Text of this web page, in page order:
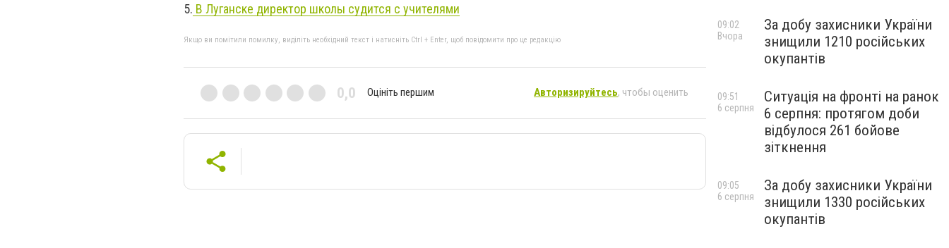
5. В Луганске директор школы судится с учителями
Якщо ви помітили помилку, виділіть необхідний текст і натисніть Ctrl + Enter, щоб повідомити про це редакцію
0,0 Оцініть першим Авторизируйтесь, чтобы оценить
За добу захисники України
знищили 1210 російських
окупантів
09:02
Вчора
Ситуація на фронті на ранок
6 серпня: протягом доби
відбулося 261 бойове
зіткнення
09:51
6 серпня
За добу захисники України
знищили 1330 російських
окупантів
09:05
6 серпня